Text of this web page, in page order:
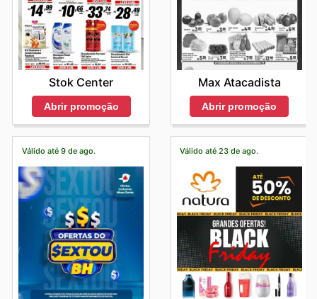
Stok Center
Abrir promoção
Max Atacadista
Abrir promoção
Válido até 9 de ago. Válido até 23 de ago.